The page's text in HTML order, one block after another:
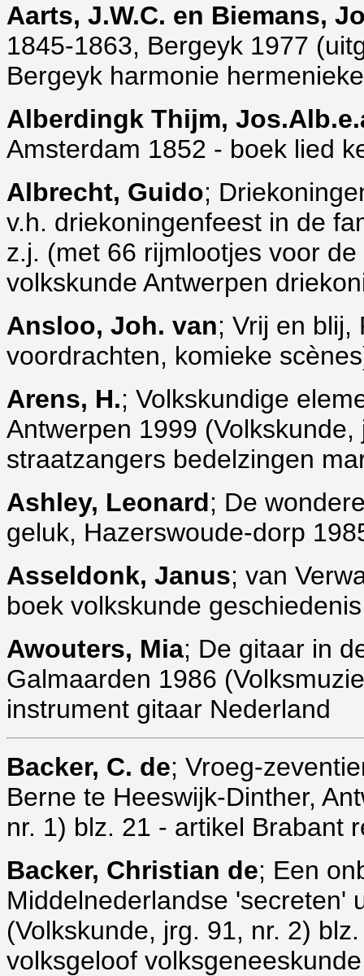
Aarts, J.W.C. en Biemans,
1845-1863, Bergeyk 1977
Bergeyk harmonie hermenieke
Alberdingk Thijm,
Amsterdam 1852 - boek lied
Albrecht, Guido;
v.h. driekoningenfeest in de
z.j. (met 66 rijmlootjes voor
volkskunde Antwerpen
Ansloo, Joh. van; Vrij en blij,
voordrachten, komieke
Arens, H.; Volkskundige
Antwerpen 1999
straatzangers bedelzingen
Ashley, Leonard; De
geluk, Hazerswoude-dorp
Asseldonk, Janus; van
boek volkskunde
Awouters, Mia; De gitaar in
Galmaarden 1986
instrument gitaar Nederland
Backer, C. de; Vroeg-
Berne te Heeswijk-Dinther,
nr. 1) blz. 21 - artikel Brabant
Backer, Christian de; Een
Middelnederlandse 'secreten'
(Volkskunde, jrg. 91, nr. 2)
volksgeloof volksgeneeskunde